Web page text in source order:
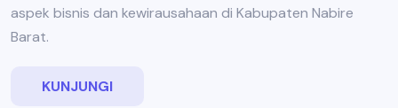
aspek bisnis dan kewirausahaan di Kabupaten Nabire
Barat.
KUNJUNGI